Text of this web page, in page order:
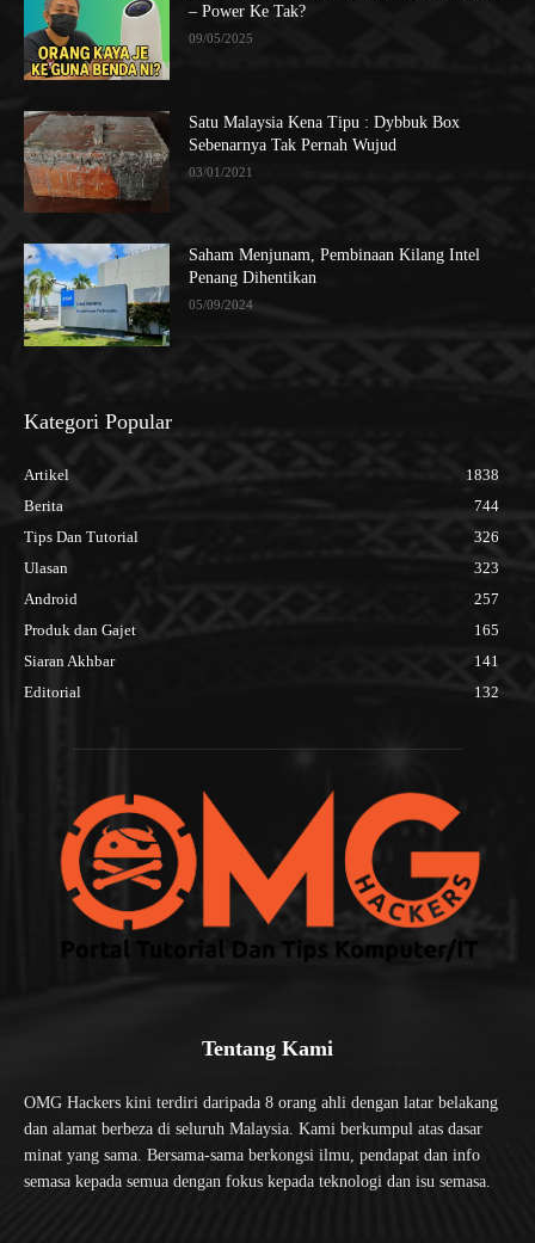
– Power Ke Tak?
09/05/2025
Satu Malaysia Kena Tipu : Dybbuk Box
Sebenarnya Tak Pernah Wujud
03/01/2021
Saham Menjunam, Pembinaan Kilang Intel
Penang Dihentikan
05/09/2024
Kategori Popular
Artikel
1838
Berita
744
Tips Dan Tutorial
326
Ulasan
323
Android
257
Produk dan Gajet
165
Siaran Akhbar
141
Editorial
132
Tentang Kami
OMG Hackers kini terdiri daripada 8 orang ahli dengan latar belakang
dan alamat berbeza di seluruh Malaysia. Kami berkumpul atas dasar
minat yang sama. Bersama-sama berkongsi ilmu, pendapat dan info
semasa kepada semua dengan fokus kepada teknologi dan isu semasa.